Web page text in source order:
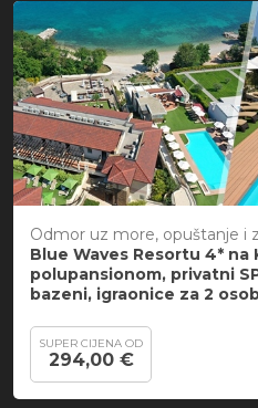
Odmor uz more, opuštanje i
Blue Waves Resortu 4* na
polupansionom, privatni
bazeni, igraonice za 2
SUPER CIJENA OD
294,00 €